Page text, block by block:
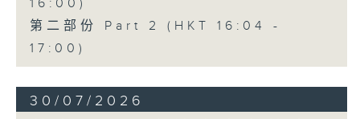
16:00)
第二部份 Part 2 (HKT 16:04 -
17:00)
30/07/2026